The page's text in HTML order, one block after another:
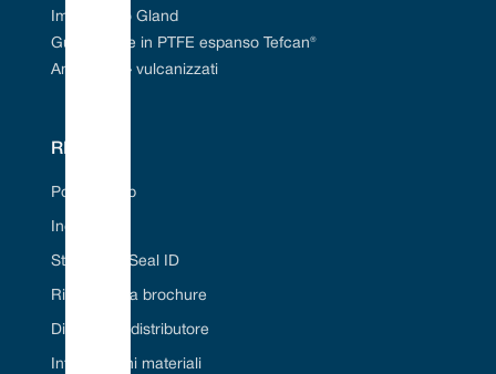
Imballaggio Gland
Guarnizione in PTFE espanso Tefcan®
Anelli a «O» vulcanizzati
RISORSE
Portale Web
Industrie
Strumento Seal ID
Richiedi una brochure
Diventa un distributore
Informazioni materiali